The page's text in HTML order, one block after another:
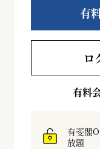
有
ロ
有料
有斐閣
放題